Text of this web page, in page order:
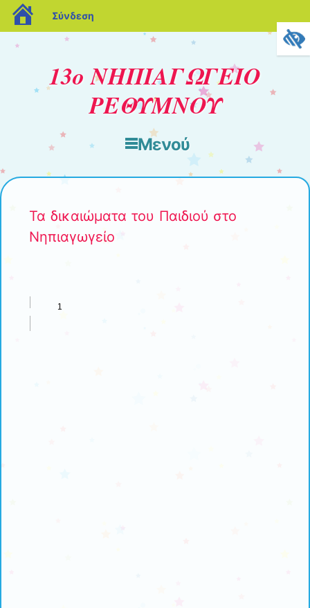
blogs.sch.gr
Σύνδεση
13ο ΝΗΠΙΑΓΩΓΕΙΟ
ΡΕΘΥΜΝΟΥ
Μενού
Μετάβαση στο περιεχόμενο
Τα δικαιώματα του Παιδιού στο
Νηπιαγωγείο